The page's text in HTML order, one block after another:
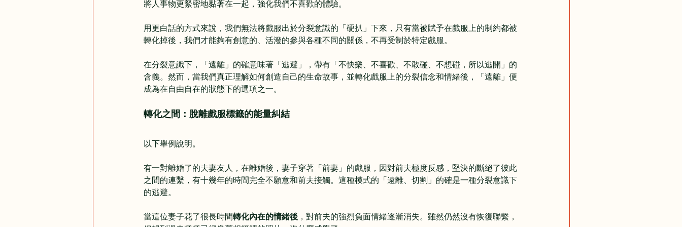
將人事物更緊密地黏著在一起，強化我們不喜歡的體驗。
用更白話的方式來說，我們無法將戲服出於分裂意識的「硬扒」下來，只有當被賦予在戲服上的制約都被
轉化掉後，我們才能夠有創意的、活潑的參與各種不同的關係，不再受制於特定戲服。
在分裂意識下，「遠離」的確意味著「逃避」，帶有「不快樂、不喜歡、不敢碰、不想碰，所以逃開」的
含義。然而，當我們真正理解如何創造自己的生命故事，並轉化戲服上的分裂信念和情緒後，「遠離」便
成為在自由自在的狀態下的選項之一。
轉化之間：脫離戲服標籤的能量糾結
以下舉例說明。
有一對離婚了的夫妻友人，在離婚後，妻子穿著「前妻」的戲服，因對前夫極度反感，堅決的斷絕了彼此
之間的連繫，有十幾年的時間完全不願意和前夫接觸。這種模式的「遠離、切割」的確是一種分裂意識下
的逃避。
當這位妻子花了很長時間轉化內在的情緒後 ，對前夫的強烈負面情緒逐漸消失。雖然仍然沒有恢復聯繫，